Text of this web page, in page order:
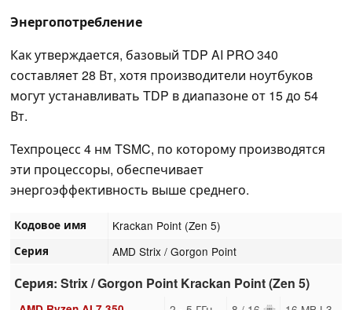
Энергопотребление
Как утверждается, базовый TDP AI PRO 340
составляет 28 Вт, хотя производители ноутбуков
могут устанавливать TDP в диапазоне от 15 до 54
Вт.
Техпроцесс 4 нм TSMC, по которому производятся
эти процессоры, обеспечивает
энергоэффективность выше среднего.
Кодовое имя Krackan Point (Zen 5)
Серия AMD Strix / Gorgon Point
Серия: Strix / Gorgon Point Krackan Point (Zen 5)